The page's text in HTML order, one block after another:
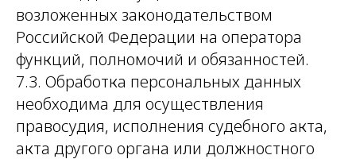
возложенных законодательством
Российской Федерации на оператора
функций, полномочий и обязанностей.
7.3. Обработка персональных данных
необходима для осуществления
правосудия, исполнения судебного акта,
акта другого органа или должностного